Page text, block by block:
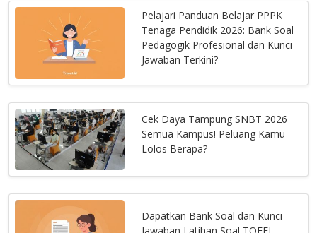
Pelajari Panduan Belajar PPPK
Tenaga Pendidik 2026: Bank Soal
Pedagogik Profesional dan Kunci
Jawaban Terkini?
Cek Daya Tampung SNBT 2026
Semua Kampus! Peluang Kamu
Lolos Berapa?
Dapatkan Bank Soal dan Kunci